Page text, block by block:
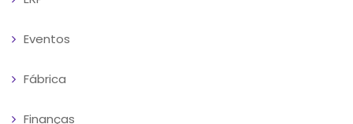
Eventos
Fábrica
Finanças